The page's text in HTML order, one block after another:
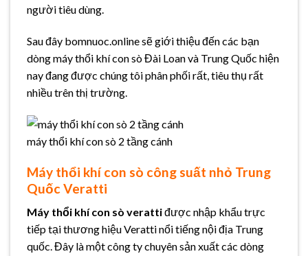
người tiêu dùng.
Sau đây bomnuoc.online sẽ giới thiệu đến các bạn
dòng máy thổi khí con sò Đài Loan và Trung Quốc hiện
nay đang được chúng tôi phân phối rất, tiêu thụ rất
nhiều trên thị trường.
máy thổi khí con sò 2 tầng cánh
Máy thổi khí con sò công suất nhỏ Trung
Quốc Veratti
Máy thổi khí con sò verattiđược nhập khẩu trực
tiếp tại thương hiệu Veratti nổi tiếng nội địa Trung
quốc. Đây là một công ty chuyên sản xuất các dòng